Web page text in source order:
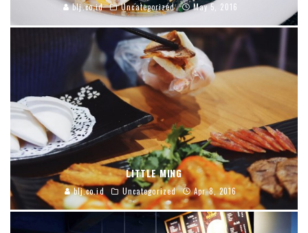
blj.co.id Uncategorized May 5, 2016
LITTLE MING
blj.co.id Uncategorized Apr 8, 2016